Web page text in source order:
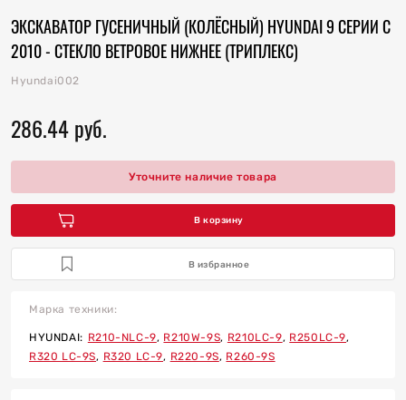
гидроцилиндры
ЭКСКАВАТОР ГУСЕНИЧНЫЙ (КОЛЁСНЫЙ) HYUNDAI 9 СЕРИИ С
2010 - СТЕКЛО ВЕТРОВОЕ НИЖНЕЕ (ТРИПЛЕКС)
Hyundai002
286.44руб.
Уточните наличие товара
В корзину
В избранное
Марка техники:
HYUNDAI: R210-NLC-9 R210W-9S R210LC-9
R250LC-9
R320 LC-9S
R320 LC-9 R220-9S R260-9S